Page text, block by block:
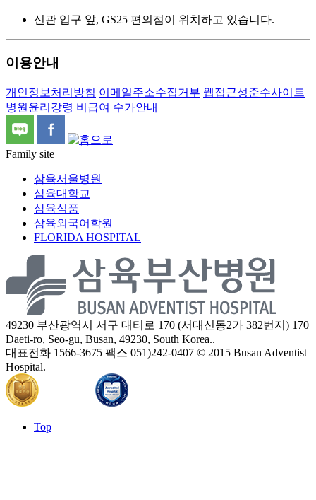
신관 입구 앞, GS25 편의점이 위치하고 있습니다.
이용안내
개인정보처리방침 이메일주소수집거부 웹접근성준수사이트
병원윤리강령 비급여 수가안내
Family site
삼육서울병원
삼육대학교
삼육식품
삼육외국어학원
FLORIDA HOSPITAL
49230 부산광역시 서구 대티로 170 (서대신동2가 382번지) 170
Daeti-ro, Seo-gu, Busan, 49230, South Korea..
대표전화 1566-3675 팩스 051)242-0407 © 2015 Busan Adventist
Hospital.
Top